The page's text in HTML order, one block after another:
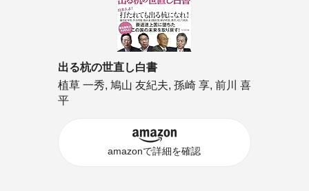
出る杭の世直し白書
植草 一秀, 鳩山 友紀夫, 孫崎 享, 前川 喜
平
amazonで詳細を確認